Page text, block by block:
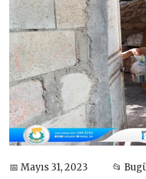
📅 Mayıs 31, 2023 📂